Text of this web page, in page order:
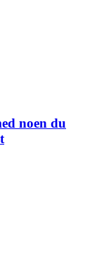
noen du